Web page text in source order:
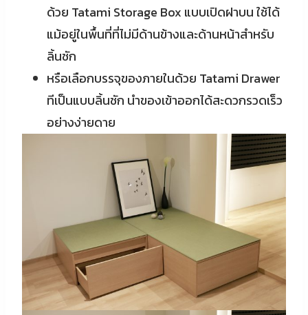
ด้วย Tatami Storage Box แบบเปิดฝาบน ใช้ได้
แม้อยู่ในพื้นที่ที่ไม่มีด้านข้างและด้านหน้าสำหรับ
ลิ้นชัก
หรือเลือกบรรจุของภายในด้วย Tatami Drawer
ทีเป็นแบบลิ้นชัก นำของเข้าออกได้สะดวกรวดเร็ว
อย่างง่ายดาย